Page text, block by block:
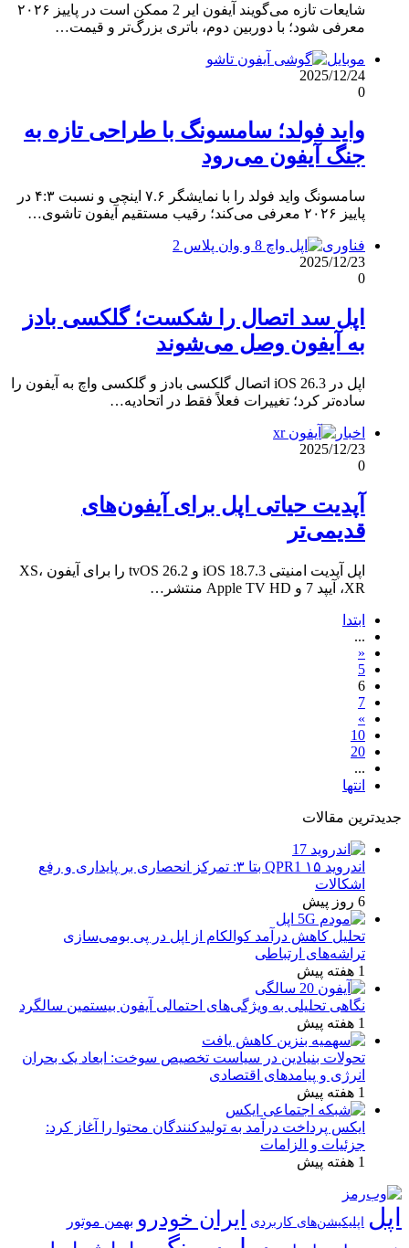
شایعات تازه می‌گویند آیفون ایر 2 ممکن است در پاییز ۲۰۲۶
معرفی شود؛ با دوربین دوم، باتری بزرگ‌تر و قیمت…
موبایل
2025/12/24
0
واید فولد؛ سامسونگ با طراحی تازه به
جنگ آیفون می‌رود
سامسونگ واید فولد را با نمایشگر ۷.۶ اینچی و نسبت ۴:۳ در
پاییز ۲۰۲۶ معرفی می‌کند؛ رقیب مستقیم آیفون تاشوی…
فناوری
2025/12/23
0
اپل سد اتصال را شکست؛ گلکسی بادز
به آیفون وصل می‌شوند
اپل در iOS 26.3 اتصال گلکسی بادز و گلکسی واچ به آیفون را
ساده‌تر کرد؛ تغییرات فعلاً فقط در اتحادیه…
اخبار
2025/12/23
0
آپدیت حیاتی اپل برای آیفون‌های
قدیمی‌تر
اپل آپدیت امنیتی iOS 18.7.3 و tvOS 26.2 را برای آیفون XS،
XR، آیپد 7 و Apple TV HD منتشر…
ابتدا
...
«
5
6
7
»
10
20
...
انتها
جدیدترین مقالات
اندروید ۱۵ QPR1 بتا ۳: تمرکز انحصاری بر پایداری و رفع
اشکالات
6 روز پیش
تحلیل کاهش درآمد کوالکام از اپل در پی بومی‌سازی
تراشه‌های ارتباطی
1 هفته پیش
نگاهی تحلیلی به ویژگی‌های احتمالی آیفون بیستمین سالگرد
1 هفته پیش
تحولات بنیادین در سیاست تخصیص سوخت: ابعاد یک بحران
انرژی و پیامدهای اقتصادی
1 هفته پیش
ایکس پرداخت درآمد به تولیدکنندگان محتوا را آغاز کرد:
جزئیات و الزامات
1 هفته پیش
اپل اپلیکیشن‌های کاربردی ایران خودرو بهمن موتور